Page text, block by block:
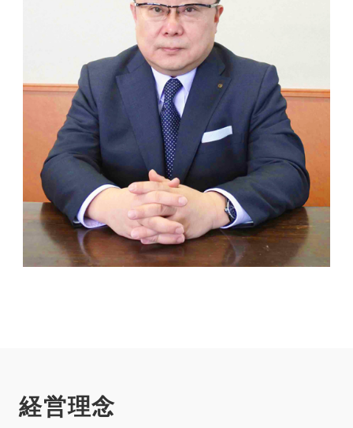
経営理念